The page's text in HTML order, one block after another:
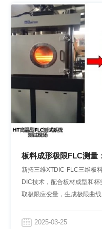
板料成形极限FLC测量
新拓三维XTDIC-FLC三维板
DIC技术，配合板材成型和
取极限应变量，生成极限曲
2025-03-25